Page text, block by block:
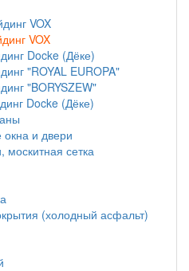
VOX
VOX
Docke (Дёке)
"ROYAL EUROPA"
"BORYSZEW"
Docke (Дёке)
и двери
москитная сетка
(холодный асфальт)